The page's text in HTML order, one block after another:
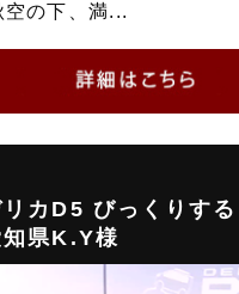
空の下、満...
カD5 びっくりす
県K.Y様